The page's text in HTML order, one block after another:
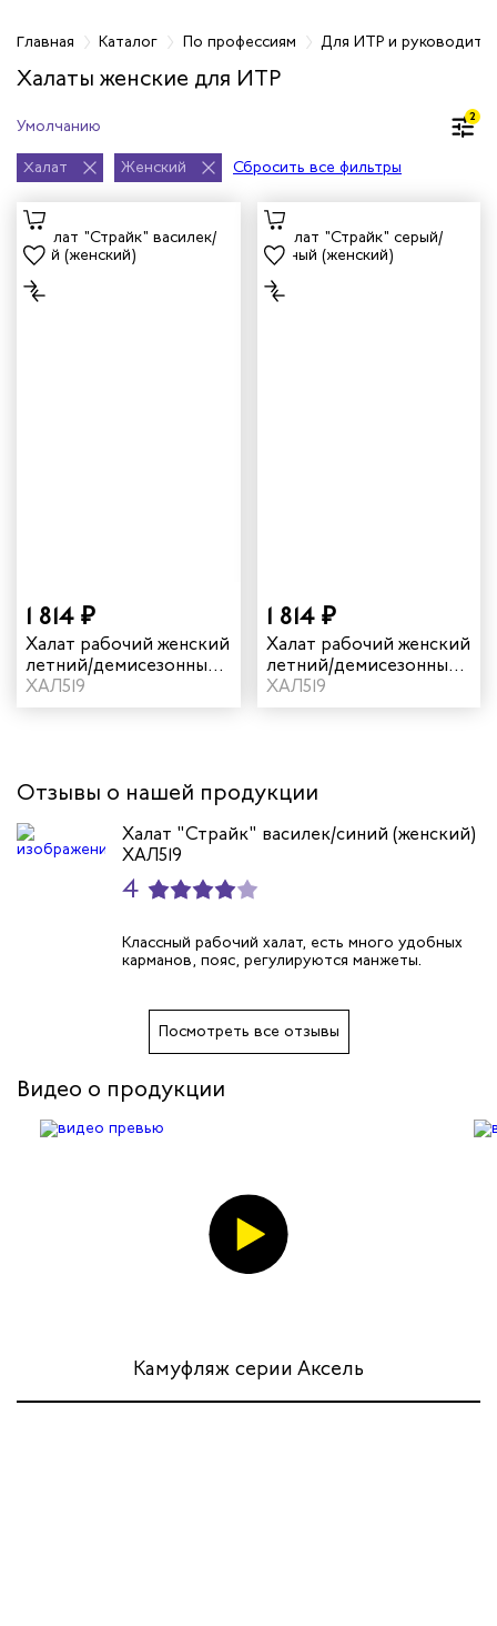
работников
Главная Каталог По профессиям Для ИТР и
Халаты женские для ИТР
2
Халат Женский Сбросить все фильтры
1 814 ₽
Халат рабочий женский
летний/демисезонный
"Страйк" цвет
василек/синий
ХАЛ519
1 814 ₽
Халат рабочий женский
летний/демисезонный
"Страйк" цвет темно-
серый/красный
ХАЛ519
Отзывы о нашей продукции
Халат "Страйк" василек/синий (женский)
ХАЛ519
4
Классный рабочий халат, есть много удобных
карманов, пояс, регулируются манжеты.
Посмотреть все отзывы
Видео о продукции
Камуфляж серии Аксель